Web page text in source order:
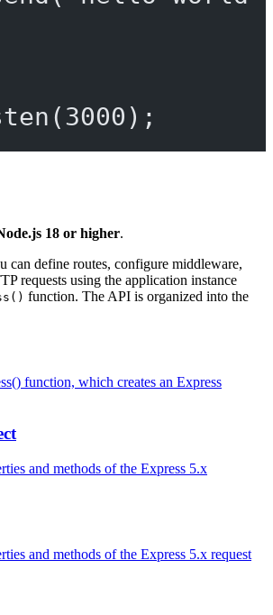
(3000 );
18 or higher.
can define routes, configure middleware,
requests using the application instance
function. The API is organized into the
function, which creates an Express
and methods of the Express 5.x
and methods of the Express 5.x request